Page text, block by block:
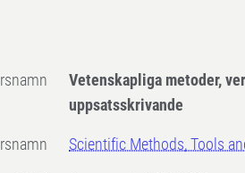
Vetenskapliga metoder,
uppsatsskrivande
Scientific Methods, Tools